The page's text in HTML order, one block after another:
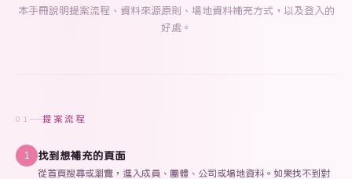
本手冊說明提案流程、資料來源原則、場地資料補充方式，以及登入的
好處。
01 提案流程
1 找到想補充的頁面
從首頁搜尋或瀏覽，進入成員、團體、公司或場地資料。如果找不到對